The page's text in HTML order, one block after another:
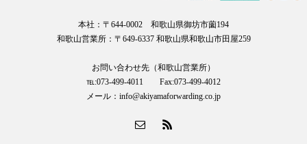
本社：〒644-0002 和歌山県御坊市薗194
和歌山営業所：〒649-6337 和歌山県和歌山市田屋259
お問い合わせ先（和歌山営業所）
℡:073-499-4011 Fax:073-499-4012
メール：info@akiyamaforwarding.co.jp